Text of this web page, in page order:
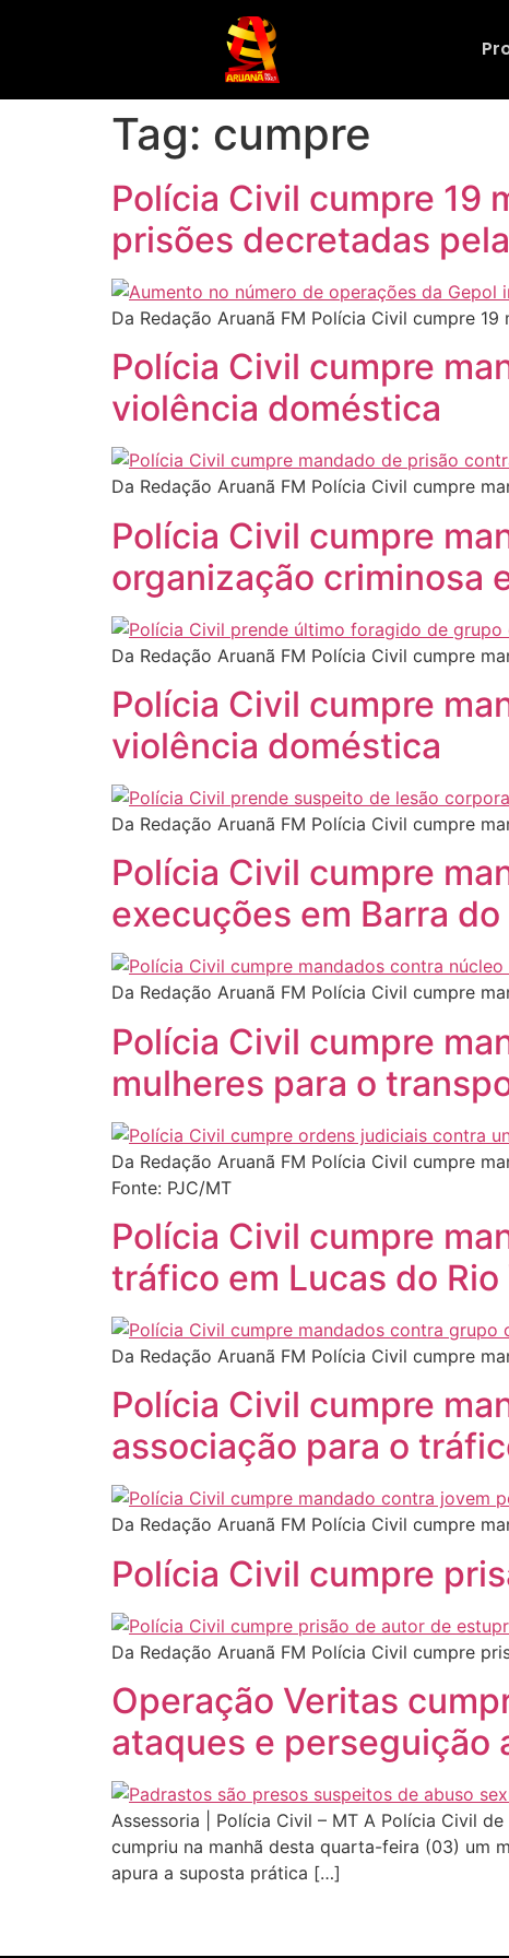
Tag: cumpre
Polícia Civil cumpre 19
prisões decretadas
Da Redação Aruanã FM Polícia Civil cumpre
Polícia Civil cumpre
violência doméstica
Da Redação Aruanã FM Polícia Civil cumpre
Polícia Civil cumpre
organização criminosa
Da Redação Aruanã FM Polícia Civil cumpre
Polícia Civil cumpre
violência doméstica
Da Redação Aruanã FM Polícia Civil cumpre
Polícia Civil cumpre
execuções em Barra
Da Redação Aruanã FM Polícia Civil cumpre
Polícia Civil cumpre
mulheres para o
Da Redação Aruanã FM Polícia Civil cumpre
Fonte: PJC/MT
Polícia Civil cumpre
tráfico em Lucas do Rio
Da Redação Aruanã FM Polícia Civil cumpre
Polícia Civil cumpre
associação para o
Da Redação Aruanã FM Polícia Civil cumpre
Polícia Civil cumpre
Da Redação Aruanã FM Polícia Civil cumpre
Operação Veritas
ataques e perseguição
Assessoria | Polícia Civil – MT A Polícia Civil
cumpriu na manhã desta quarta-feira (03) um
apura a suposta prática […]